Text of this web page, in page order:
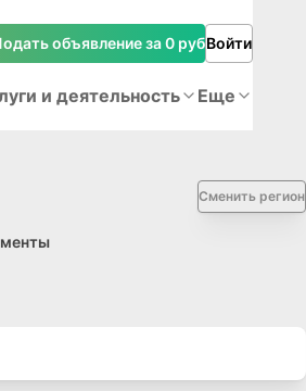
объявление за 0 рубВойти
и деятельность Еще
Сменить регион